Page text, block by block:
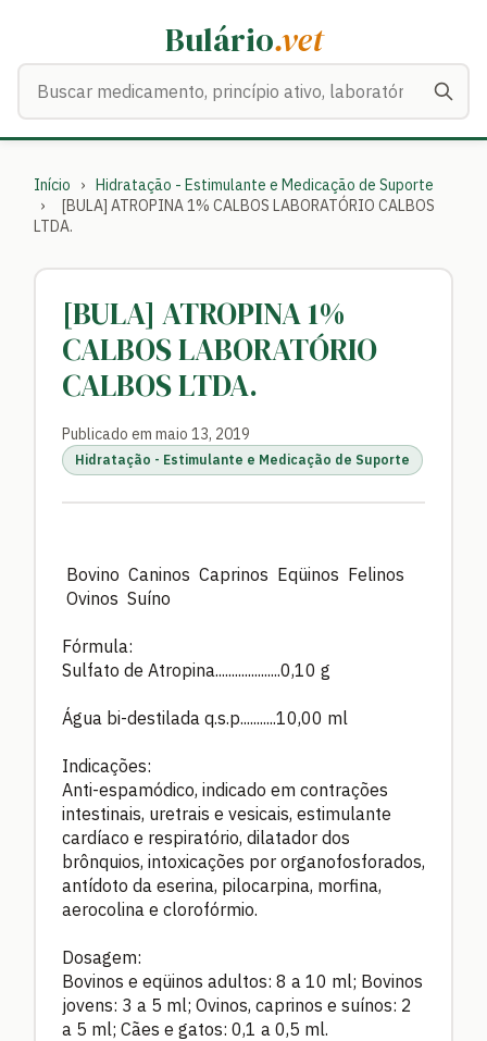
Bulário.vet
Início › Hidratação - Estimulante e Medicação de Suporte
›
[BULA] ATROPINA 1% CALBOS LABORATÓRIO CALBOS
LTDA.
[BULA] ATROPINA 1%
CALBOS LABORATÓRIO
CALBOS LTDA.
Publicado em maio 13, 2019
Hidratação - Estimulante e Medicação de Suporte
Bovino Caninos Caprinos Eqüinos Felinos
Ovinos Suíno
Fórmula:
Sulfato de Atropina....................0,10 g
Água bi-destilada q.s.p...........10,00 ml
Indicações:
Anti-espamódico, indicado em contrações
intestinais, uretrais e vesicais, estimulante
cardíaco e respiratório, dilatador dos
brônquios, intoxicações por organofosforados,
antídoto da eserina, pilocarpina, morfina,
aerocolina e clorofórmio.
Dosagem:
Bovinos e eqüinos adultos: 8 a 10 ml; Bovinos
jovens: 3 a 5 ml; Ovinos, caprinos e suínos: 2
a 5 ml; Cães e gatos: 0,1 a 0,5 ml.